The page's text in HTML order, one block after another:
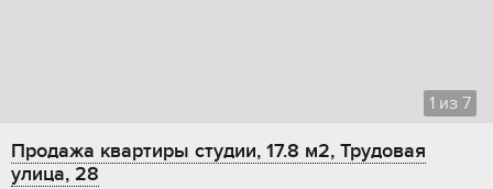
1 из 7
Продажа квартиры студии, 17.8 м2, Трудовая
улица, 28